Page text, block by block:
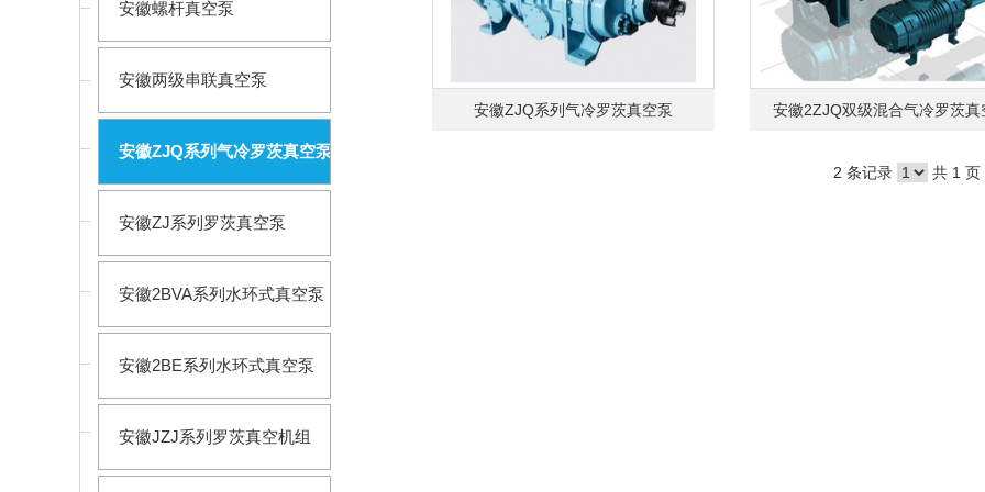
安徽螺杆真空泵
安徽两级串联真空泵
安徽ZJQ系列气冷罗茨真空泵
安徽ZJ系列罗茨真空泵
安徽2BVA系列水环式真空泵
安徽2BE系列水环式真空泵
安徽JZJ系列罗茨真空机组
安徽ZJQ系列气冷罗茨真空泵 安徽2ZJQ双级混合气冷罗茨真
2 条记录 共 1 页